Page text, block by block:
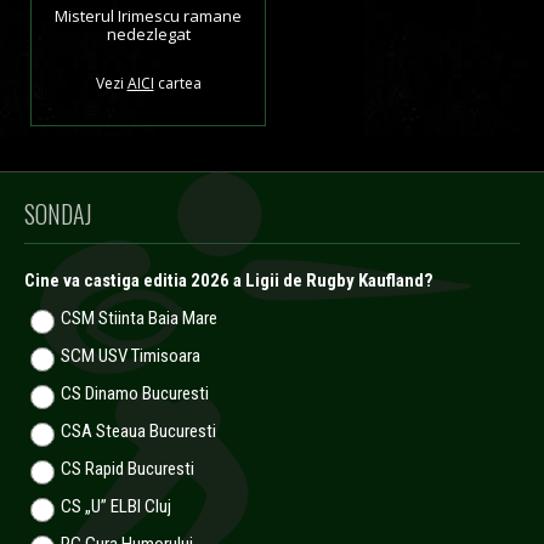
Misterul Irimescu ramane
nedezlegat
Vezi AICI cartea
SONDAJ
Cine va castiga editia 2026 a Ligii de Rugby Kaufland?
CSM Stiinta Baia Mare
SCM USV Timisoara
CS Dinamo Bucuresti
CSA Steaua Bucuresti
CS Rapid Bucuresti
CS „U” ELBI Cluj